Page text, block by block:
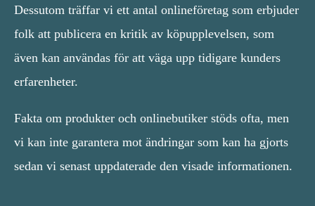
Dessutom träffar vi ett antal onlineföretag som erbjuder
folk att publicera en kritik av köpupplevelsen, som
även kan användas för att väga upp tidigare kunders
erfarenheter.
Fakta om produkter och onlinebutiker stöds ofta, men
vi kan inte garantera mot ändringar som kan ha gjorts
sedan vi senast uppdaterade den visade informationen.